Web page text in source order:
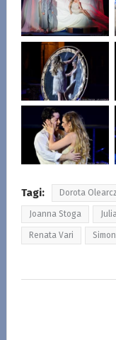
Tagi: Dorota
Joanna Stoga
Renata Vari